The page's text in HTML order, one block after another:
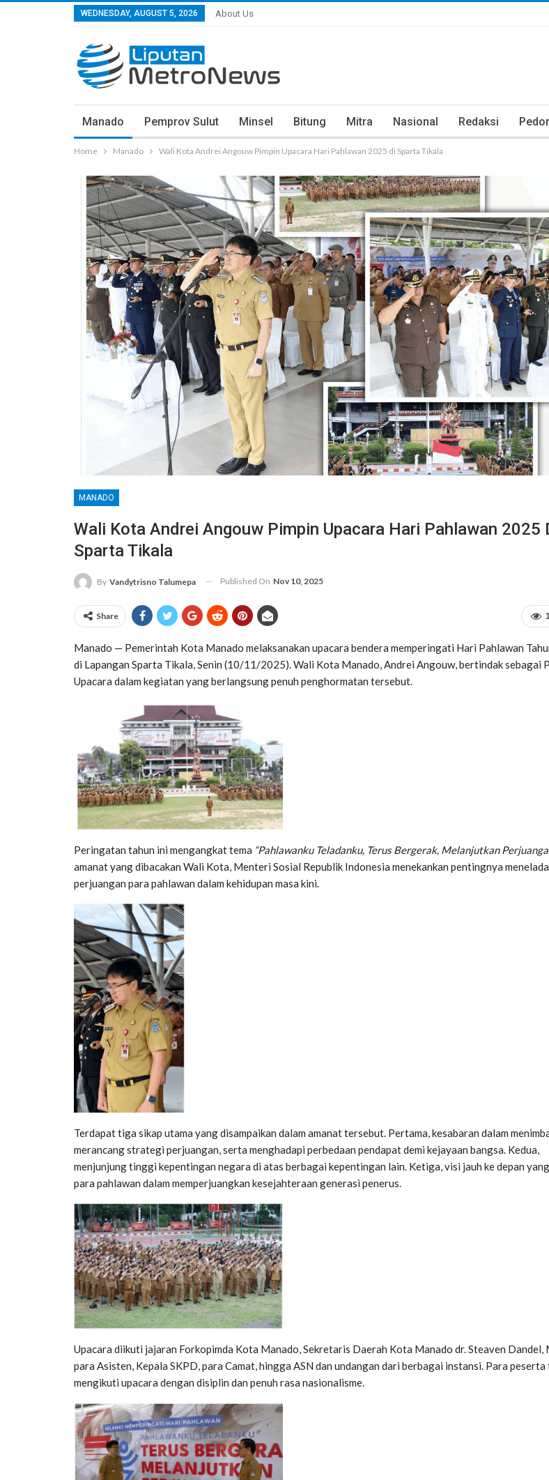
WEDNESDAY, AUGUST 5, 2026 About Us
Manado Pemprov Sulut Minsel Bitung Mitra Nasional Redaksi
Home Manado Wali Kota Andrei Angouw Pimpin Upacara Hari Pahlawan 2025 di Sparta Tikala
MANADO
Wali Kota Andrei Angouw Pimpin Upacara Hari Pahlawan 2025
Sparta Tikala
By Vandytrisno Talumepa Published On Nov 10, 2025
Share
Manado — Pemerintah Kota Manado melaksanakan upacara bendera memperingati Hari Pahlawan
di Lapangan Sparta Tikala, Senin (10/11/2025). Wali Kota Manado, Andrei Angouw, bertindak sebagai
Upacara dalam kegiatan yang berlangsung penuh penghormatan tersebut.
Peringatan tahun ini mengangkat tema “Pahlawanku Teladanku, Terus Bergerak, Melanjutkan
amanat yang dibacakan Wali Kota, Menteri Sosial Republik Indonesia menekankan pentingnya
perjuangan para pahlawan dalam kehidupan masa kini.
Terdapat tiga sikap utama yang disampaikan dalam amanat tersebut. Pertama, kesabaran dalam
merancang strategi perjuangan, serta menghadapi perbedaan pendapat demi kejayaan bangsa. Kedua,
menjunjung tinggi kepentingan negara di atas berbagai kepentingan lain. Ketiga, visi jauh ke depan
para pahlawan dalam memperjuangkan kesejahteraan generasi penerus.
Upacara diikuti jajaran Forkopimda Kota Manado, Sekretaris Daerah Kota Manado dr. Steaven Dandel,
para Asisten, Kepala SKPD, para Camat, hingga ASN dan undangan dari berbagai instansi. Para
mengikuti upacara dengan disiplin dan penuh rasa nasionalisme.